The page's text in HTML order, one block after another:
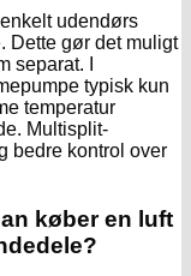
udendørs
Dette gør det muligt
separat. I
typisk kun
temperatur
Multisplit-
bedre kontrol over
køber en luft